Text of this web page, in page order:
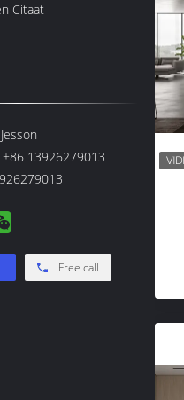
Citaat
Jesson
+86 13926279013
Free call